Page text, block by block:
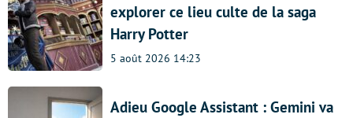
explorer ce lieu culte de la saga
Harry Potter
5 août 2026 14:23
Adieu Google Assistant : Gemini va